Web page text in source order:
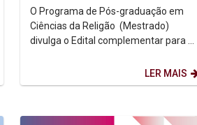
O Programa de Pós-graduação em
Ciências da Religão (Mestrado)
divulga o Edital complementar para a
LER MAIS